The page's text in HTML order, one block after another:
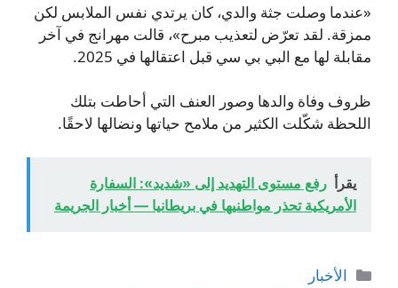
«عندما وصلت جثة والدي، كان يرتدي نفس الملابس لكن
ممزقة. لقد تعرّض لتعذيب مبرح»، قالت مهرانج في آخر
مقابلة لها مع البي بي سي قبل اعتقالها في 2025.
ظروف وفاة والدها وصور العنف التي أحاطت بتلك
اللحظة شكّلت الكثير من ملامح حياتها ونضالها لاحقًا.
يقرأ رفع مستوى التهديد إلى «شديد»: السفارة
الأمريكية تحذر مواطنيها في بريطانيا — أخبار الجريمة
التصنيفات
الأخبار